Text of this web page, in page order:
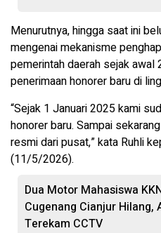
Menurutnya, hingga saat ini
mengenai mekanisme
pemerintah daerah sejak awal
penerimaan honorer baru di
“Sejak 1 Januari 2025 kami
honorer baru. Sampai
resmi dari pusat,” kata Ruhli
(11/5/2026).
Dua Motor Mahasiswa
Cugenang Cianjur Hilang,
Terekam CCTV